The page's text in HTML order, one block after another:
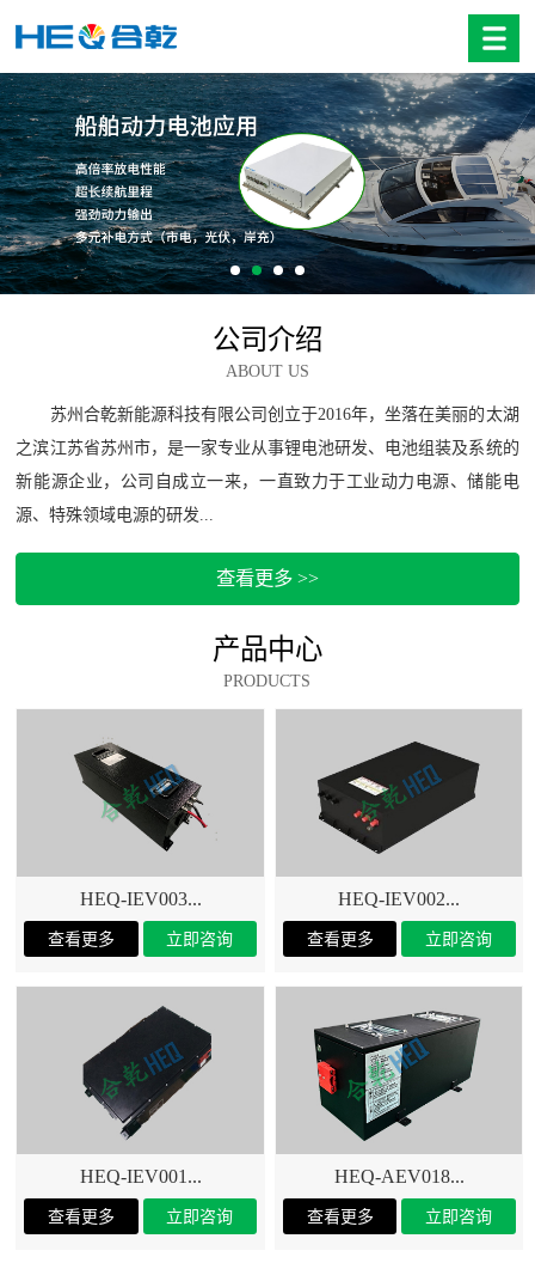
公司介绍
ABOUT US
苏州合乾新能源科技有限公司创立于2016年，坐落在美丽的太湖
之滨江苏省苏州市，是一家专业从事锂电池研发、电池组装及系统的
新能源企业，公司自成立一来，一直致力于工业动力电源、储能电
源、特殊领域电源的研发...
查看更多 >>
产品中心
PRODUCTS
HEQ-IEV003... HEQ-IEV002...
HEQ-IEV001... HEQ-AEV018...